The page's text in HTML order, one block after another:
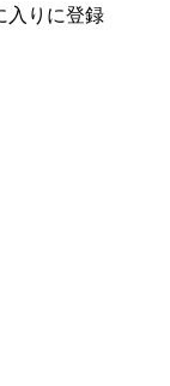
入りに登録